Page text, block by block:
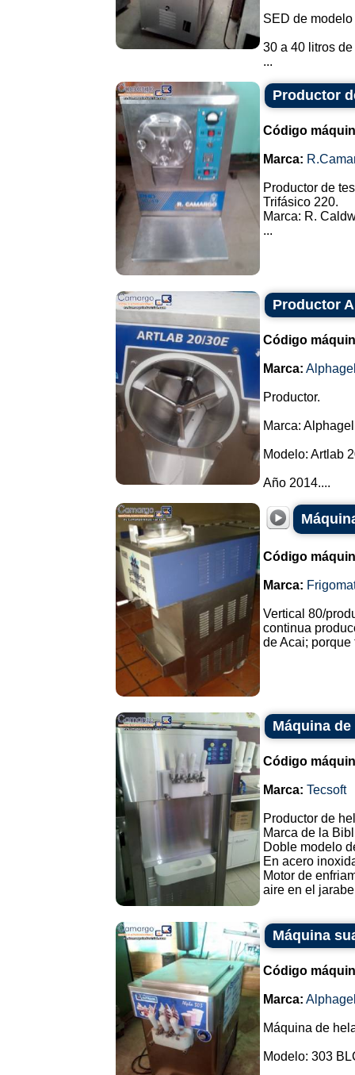
SED de modelo
30 a 40 litros
...
Productor
Código
Marca:
Productor de
Trifásico 220.
Marca: R.
...
Productor
Código
Marca:
Productor.
Marca:
Modelo: Artlab
Año 2014....
Código
Marca:
Vertical 80/
continua
de Acai; porque
Máquina
Código
Marca: Tecsoft
Productor de
Marca de la
Doble modelo
En acero
Motor de
aire en el
Máquina
Código
Marca:
Máquina de
Modelo: 303